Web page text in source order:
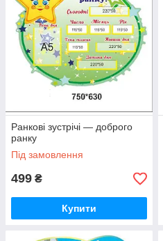
Ранкові зустрічі — доброго
ранку
Під замовлення
499 ₴
Купити